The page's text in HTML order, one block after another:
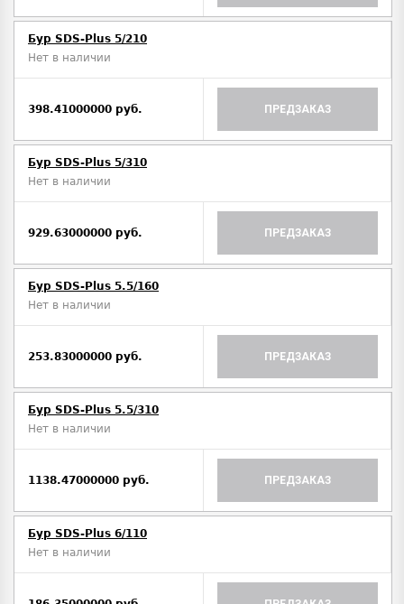
Бур SDS-Plus 5/210
Нет в наличии
398.41000000 руб. ПРЕДЗАКАЗ
Бур SDS-Plus 5/310
Нет в наличии
929.63000000 руб. ПРЕДЗАКАЗ
Бур SDS-Plus 5.5/160
Нет в наличии
253.83000000 руб. ПРЕДЗАКАЗ
Бур SDS-Plus 5.5/310
Нет в наличии
1138.47000000 руб. ПРЕДЗАКАЗ
Бур SDS-Plus 6/110
Нет в наличии